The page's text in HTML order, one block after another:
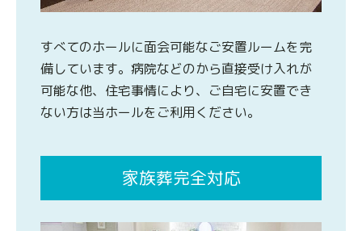
すべてのホールに面会可能なご安置ルームを完
備しています。病院などのから直接受け入れが
可能な他、住宅事情により、ご自宅に安置でき
ない方は当ホールをご利用ください。
家族葬完全対応